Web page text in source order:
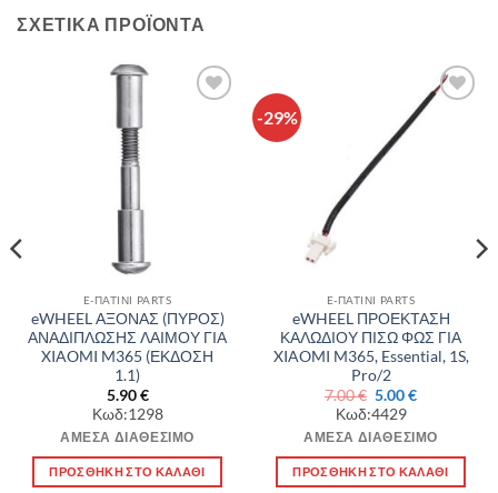
ΣΧΕΤΙΚΆ ΠΡΟΪΌΝΤΑ
E-ΠΑΤΙΝΙ PARTS
eWHEEL ΑΞΟΝΑΣ (ΠΥΡΟΣ)
ΑΝΑΔΙΠΛΩΣΗΣ ΛΑΙΜΟΥ ΓΙΑ
XIAOMI M365 (ΕΚΔΟΣΗ
1.1)
5.90€
Κωδ:1298
ΆΜΕΣΑ ΔΙΑΘΈΣΙΜΟ
ΠΡΟΣΘΉΚΗ ΣΤΟ ΚΑΛΆΘΙ
-29%
Πρόσθήκη
στην λίστα
E-ΠΑΤΙΝΙ PARTS
eWHEEL ΠΡΟΕΚΤΑΣΗ
ΚΑΛΩΔΙΟΥ ΠΙΣΩ ΦΩΣ ΓΙΑ
XIAOMI M365, Essential, 1S,
Pro/2
7.00€ Original
price
was:
7.00 €.
5.00€Η
είναι:
5.00 €.
Κωδ:4429
ΆΜΕΣΑ ΔΙΑΘΈΣΙΜΟ
ΠΡΟΣΘΉΚΗ ΣΤΟ ΚΑΛΆΘΙ